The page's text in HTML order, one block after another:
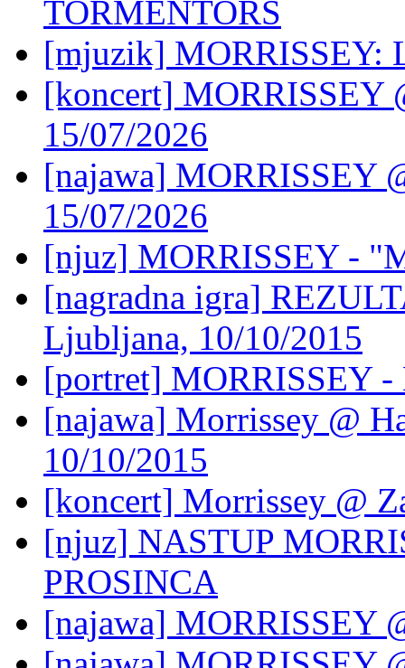
TORMENTORS
[mjuzik] MORRISSEY:
[koncert] MORRISSEY
15/07/2026
[najawa] MORRISSEY
15/07/2026
[njuz] MORRISSEY -
[nagradna igra]
Ljubljana, 10/10/2015
[portret] MORRISSEY
[najawa] Morrissey @
10/10/2015
[koncert] Morrissey @
[njuz] NASTUP
PROSINCA
[najawa] MORRISSEY